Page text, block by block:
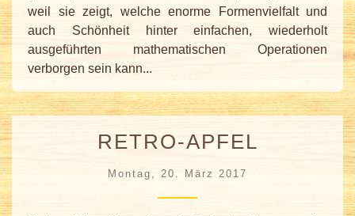
weil sie zeigt, welche enorme Formenvielfalt und
auch Schönheit hinter einfachen, wiederholt
ausgeführten mathematischen Operationen
verborgen sein kann...
RETRO-APFEL
Montag, 20. März 2017